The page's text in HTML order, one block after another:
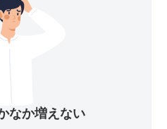
なか増えない